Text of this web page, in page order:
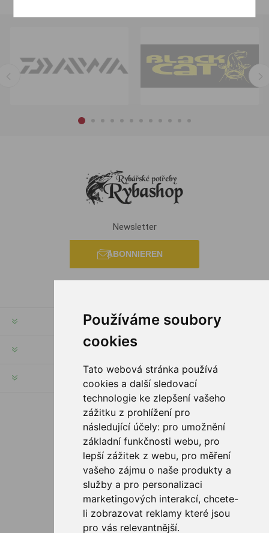
Používáme soubory
cookies
Tato webová stránka používá
cookies a další sledovací
technologie ke zlepšení vašeho
zážitku z prohlížení pro
následující účely: pro umožnění
základní funkčnosti webu, pro
lepší zážitek z webu, pro měření
vašeho zájmu o naše produkty a
služby a pro personalizaci
marketingových interakcí, chcete-
li zobrazovat reklamy které jsou
pro vás relevantnější.
Newsletter
ABONNIEREN
RECHTE & FRISTEN
KUNDENSERVICE
HILFE & SERVICE
FOLGE UNS
ZAHLUNGSMÖGLICHKEITEN